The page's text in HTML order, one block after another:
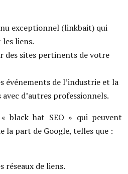
exceptionnel (linkbait) qui
liens.
des sites pertinents de votre
événements de l’industrie et la
d’autres professionnels.
black hat SEO » qui peuvent
la part de Google, telles que :
réseaux de liens.